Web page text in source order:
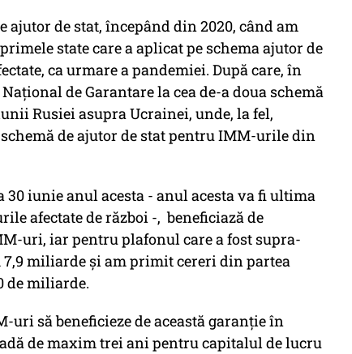
ajutor de stat, începând din 2020, când am
state care a aplicat pe schema ajutor de
ca urmare a pandemiei. După care, în
de Garantare la cea de-a doua schemă
Rusiei asupra Ucrainei, unde, la fel,
de ajutor de stat pentru IMM-urile din
30 iunie anul acesta - anul acesta va fi ultima
afectate de război -, beneficiază de
uri, iar pentru plafonul care a fost supra-
miliarde şi am primit cereri din partea
de miliarde.
uri să beneficieze de această garanţie în
de maxim trei ani pentru capitalul de lucru